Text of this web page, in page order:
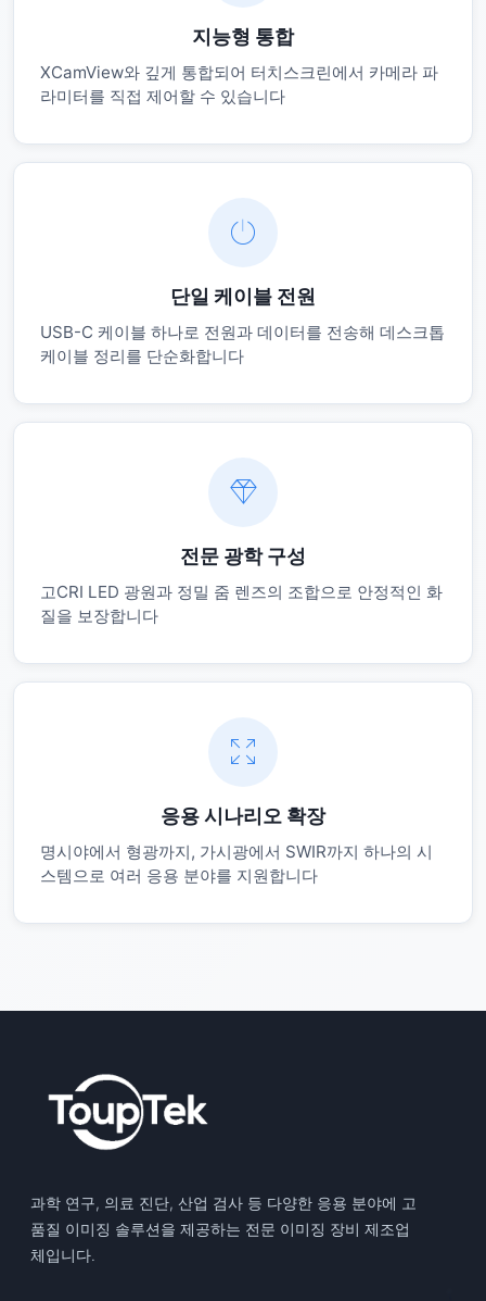
지능형 통합
XCamView와 깊게 통합되어 터치스크린에서 카메라 파
라미터를 직접 제어할 수 있습니다
단일 케이블 전원
USB-C 케이블 하나로 전원과 데이터를 전송해 데스크톱
케이블 정리를 단순화합니다
전문 광학 구성
고CRI LED 광원과 정밀 줌 렌즈의 조합으로 안정적인 화
질을 보장합니다
응용 시나리오 확장
명시야에서 형광까지, 가시광에서 SWIR까지 하나의 시
스템으로 여러 응용 분야를 지원합니다
과학 연구, 의료 진단, 산업 검사 등 다양한 응용 분야에 고
품질 이미징 솔루션을 제공하는 전문 이미징 장비 제조업
체입니다.